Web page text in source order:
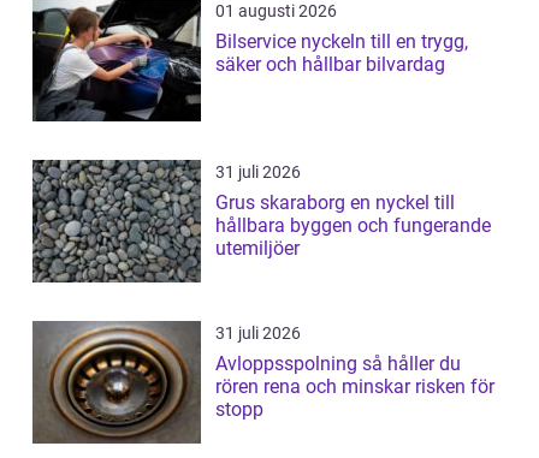
01 augusti 2026
Bilservice nyckeln till en trygg,
säker och hållbar bilvardag
31 juli 2026
Grus skaraborg en nyckel till
hållbara byggen och fungerande
utemiljöer
31 juli 2026
Avloppsspolning så håller du
rören rena och minskar risken för
stopp